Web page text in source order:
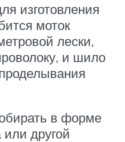
изготовления
моток
лески,
и шило
в форме
другой